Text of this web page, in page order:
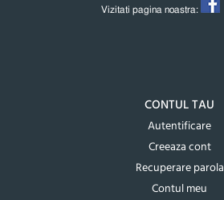
Vizitati pagina noastra:
CONTUL TAU
Autentificare
Creeaza cont
Recuperare parola
Contul meu